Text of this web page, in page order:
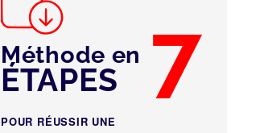
Méthode en 7
ÉTAPES
POUR RÉUSSIR UNE